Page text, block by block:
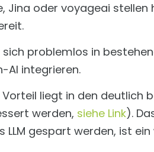
Jina oder voyageai
problemlos in
AI integrieren.
liegt in den deutlich
werden, siehe Link).
gespart werden, ist